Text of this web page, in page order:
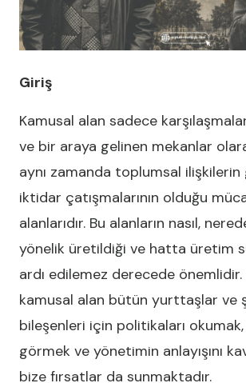
Giriş
Kamusal alan sadece
ve bir araya gelinen mekanlar
aynı zamanda toplumsal ilişkilerin
iktidar çatışmalarının olduğu
alanlarıdır. Bu alanların nasıl,
yönelik üretildiği ve hatta üretim
ardı edilemez derecede
kamusal alan bütün yurttaşlar ve
bileşenleri için politikaları
görmek ve yönetimin anlayışını
bize fırsatlar da sunmaktadır.